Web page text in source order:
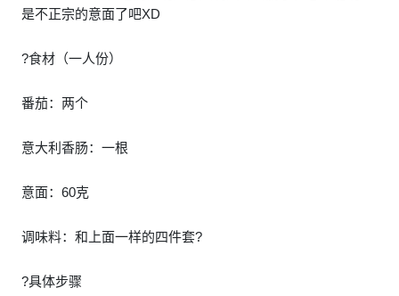
是不正宗的意面了吧XD
?食材（一人份）
番茄：两个
意大利香肠：一根
意面：60克
调味料：和上面一样的四件套?
?具体步骤